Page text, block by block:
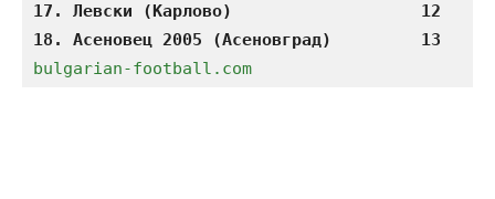
17. Левски (Карлово)                   12
18. Асеновец 2005 (Асеновград)         13
bulgarian-football.com